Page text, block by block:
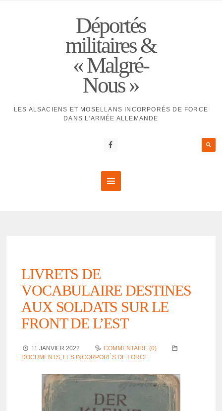
Déportés
militaires &
« Malgré-
Nous »
LES ALSACIENS ET MOSELLANS INCORPORÉS DE FORCE
DANS L'ARMÉE ALLEMANDE
LIVRETS DE
VOCABULAIRE DESTINES
AUX SOLDATS SUR LE
FRONT DE L’EST
11 JANVIER 2022
COMMENTAIRE (0)
DOCUMENTS, LES INCORPORÉS DE FORCE